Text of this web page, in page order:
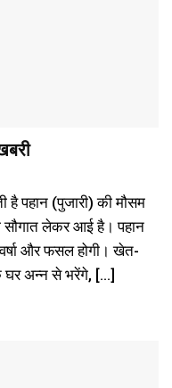
है पहान (पुजारी) की मौसम
सौगात लेकर आई है। पहान
और फसल होगी। खेत-
घर अन्न से भरेंगे, [...]